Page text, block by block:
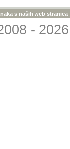
s naših web stranica
-